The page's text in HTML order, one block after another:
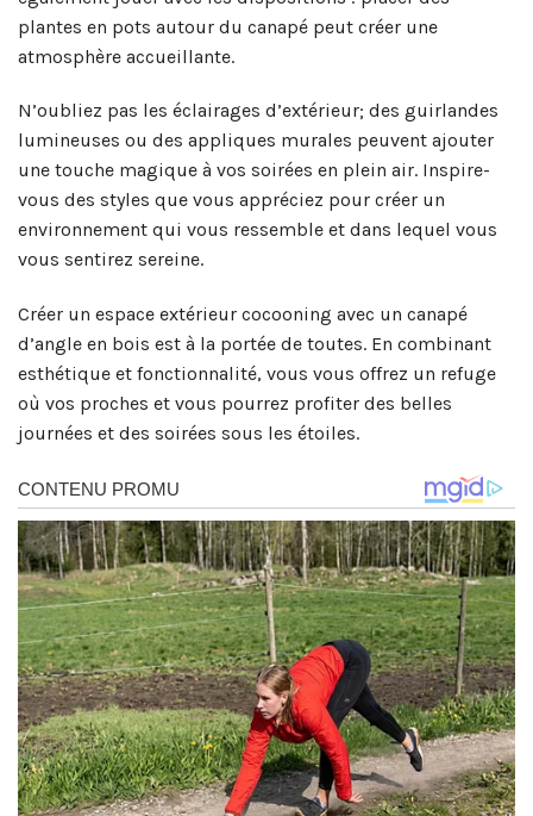
plantes en pots autour du canapé peut créer une
atmosphère accueillante.
N’oubliez pas les éclairages d’extérieur; des guirlandes
lumineuses ou des appliques murales peuvent ajouter
une touche magique à vos soirées en plein air. Inspire-
vous des styles que vous appréciez pour créer un
environnement qui vous ressemble et dans lequel vous
vous sentirez sereine.
Créer un espace extérieur cocooning avec un canapé
d’angle en bois est à la portée de toutes. En combinant
esthétique et fonctionnalité, vous vous offrez un refuge
où vos proches et vous pourrez profiter des belles
journées et des soirées sous les étoiles.